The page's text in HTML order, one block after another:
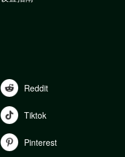
Reddit
Tiktok
Pinterest